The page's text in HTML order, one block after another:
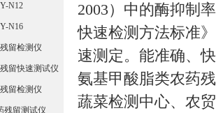
N12
N16
留检测仪
留快速测试仪
留检测仪
残留测试仪
2003）中的酶抑制
快速检测方法标准
速测定。能准确、
氨基甲酸脂类农药
蔬菜检测中心、农